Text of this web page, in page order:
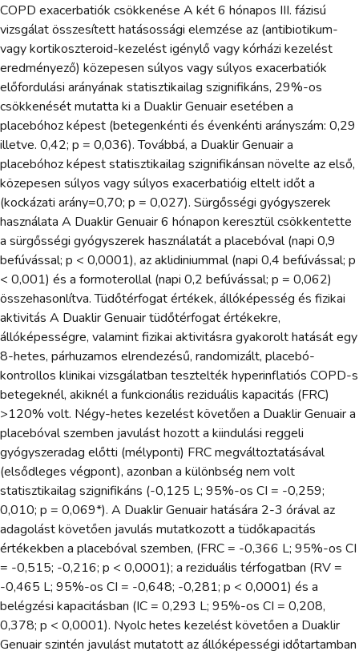
COPD exacerbatiók csökkenése A két 6 hónapos III. fázisú
vizsgálat összesített hatásossági elemzése az (antibiotikum-
vagy kortikoszteroid-kezelést igénylő vagy kórházi kezelést
eredményező) közepesen súlyos vagy súlyos exacerbatiók
előfordulási arányának statisztikailag szignifikáns, 29%-os
csökkenését mutatta ki a Duaklir Genuair esetében a
placebóhoz képest (betegenkénti és évenkénti arányszám: 0,29
illetve. 0,42; p = 0,036). Továbbá, a Duaklir Genuair a
placebóhoz képest statisztikailag szignifikánsan növelte az első,
közepesen súlyos vagy súlyos exacerbatióig eltelt időt a
(kockázati arány=0,70; p = 0,027). Sürgősségi gyógyszerek
használata A Duaklir Genuair 6 hónapon keresztül csökkentette
a sürgősségi gyógyszerek használatát a placebóval (napi 0,9
befúvással; p < 0,0001), az aklidiniummal (napi 0,4 befúvással; p
< 0,001) és a formoterollal (napi 0,2 befúvással; p = 0,062)
összehasonlítva. Tüdőtérfogat értékek, állóképesség és fizikai
aktivitás A Duaklir Genuair tüdőtérfogat értékekre,
állóképességre, valamint fizikai aktivitásra gyakorolt hatását egy
8-hetes, párhuzamos elrendezésű, randomizált, placebó-
kontrollos klinikai vizsgálatban tesztelték hyperinflatiós COPD-s
betegeknél, akiknél a funkcionális reziduális kapacitás (FRC)
>120% volt. Négy-hetes kezelést követően a Duaklir Genuair a
placebóval szemben javulást hozott a kiindulási reggeli
gyógyszeradag előtti (mélyponti) FRC megváltoztatásával
(elsődleges végpont), azonban a különbség nem volt
statisztikailag szignifikáns (-0,125 L; 95%-os CI = -0,259;
0,010; p = 0,069*). A Duaklir Genuair hatására 2-3 órával az
adagolást követően javulás mutatkozott a tüdőkapacitás
értékekben a placebóval szemben, (FRC = -0,366 L; 95%-os CI
= -0,515; -0,216; p < 0,0001); a reziduális térfogatban (RV =
-0,465 L; 95%-os CI = -0,648; -0,281; p < 0,0001) és a
belégzési kapacitásban (IC = 0,293 L; 95%-os CI = 0,208,
0,378; p < 0,0001). Nyolc hetes kezelést követően a Duaklir
Genuair szintén javulást mutatott az állóképességi időtartamban